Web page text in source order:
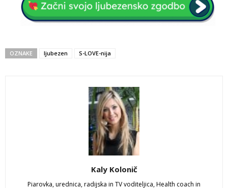
OZNAKE ljubezen S-LOVE-nija
Kaly Kolonič
Piarovka, urednica, radijska in TV voditeljica, Health coach in